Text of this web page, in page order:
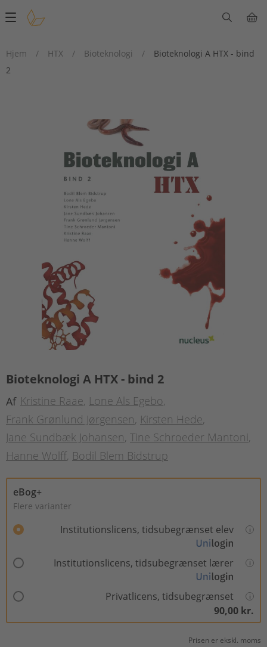
Main
Hjem
/ HTX / Bioteknologi /
Bioteknologi A HTX - bind
2
Bioteknologi A HTX - bind 2
Af Kristine Raae Lone Als Egebo
Frank Grønlund Jørgensen Kirsten Hede
Jane Sundbæk Johansen Tine Schroeder Mantoni
Hanne Wolff Bodil Blem Bidstrup
eBog+
Flere varianter
Institutionslicens, tidsubegrænset elev
Institutionslicens, tidsubegrænset lærer
Privatlicens, tidsubegrænset
90,00 kr.
Prisen er ekskl. moms